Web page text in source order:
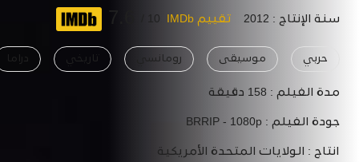
سنة الإنتاج : 2012 تقييم IMDb 10 /
حربي موسيقى رومانسي تاريخي دراما
مدة الفيلم : 158 دقيقة
جودة الفيلم : BRRIP - 1080p
انتاج : الولايات المتحدة الأمريكية